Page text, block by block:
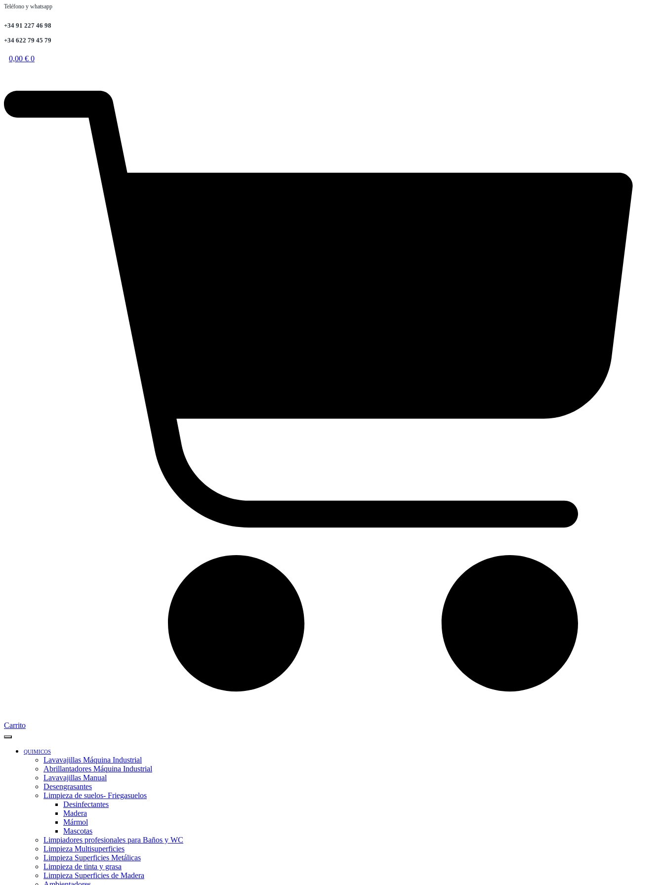
Teléfono y whatsapp
+34 91 227 46 98
+34 622 79 45 79
0,00 € 0
Carrito
QUIMICOS
Lavavajillas Máquina Industrial
Abrillantadores Máquina Industrial
Lavavajillas Manual
Desengrasantes
Limpieza de suelos- Friegasuelos
Desinfectantes
Madera
Mármol
Mascotas
Limpiadores profesionales para Baños y WC
Limpieza Multisuperficies
Limpieza Superficies Metálicas
Limpieza de tinta y grasa
Limpieza Superficies de Madera